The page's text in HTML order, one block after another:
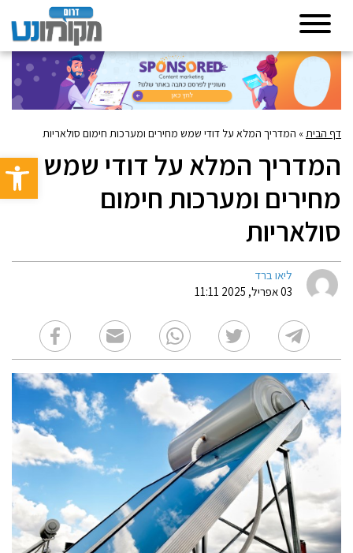
פתח
דף הבית» המדריך המלא על דודי שמש מחירים ומערכות חימום סולאריות
המדריך המלא על דודי שמש
מחירים ומערכות חימום
סולאריות
ליאו ברד
03 אפריל, 2025 11:11